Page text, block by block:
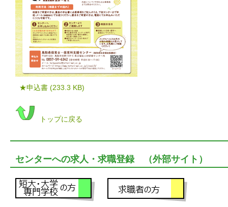
★申込書 (233.3 KB)
トップに戻る
センターへの求人・求職登録 （外部サイト）